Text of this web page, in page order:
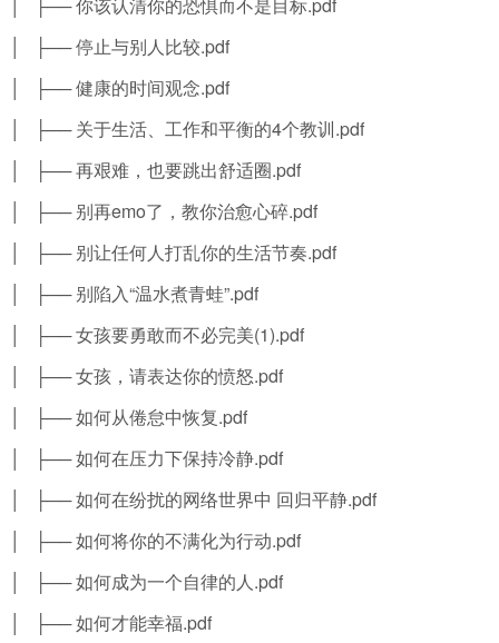
│ ├── 你该认清你的恐惧而不是目标.pdf
│ ├── 停止与别人比较.pdf
│ ├── 健康的时间观念.pdf
│ ├── 关于生活、工作和平衡的4个教训.pdf
│ ├── 再艰难，也要跳出舒适圈.pdf
│ ├── 别再emo了，教你治愈心碎.pdf
│ ├── 别让任何人打乱你的生活节奏.pdf
│ ├── 别陷入“温水煮青蛙”.pdf
│ ├── 女孩要勇敢而不必完美(1).pdf
│ ├── 女孩，请表达你的愤怒.pdf
│ ├── 如何从倦怠中恢复.pdf
│ ├── 如何在压力下保持冷静.pdf
│ ├── 如何在纷扰的网络世界中 回归平静.pdf
│ ├── 如何将你的不满化为行动.pdf
│ ├── 如何成为一个自律的人.pdf
│ ├── 如何才能幸福.pdf